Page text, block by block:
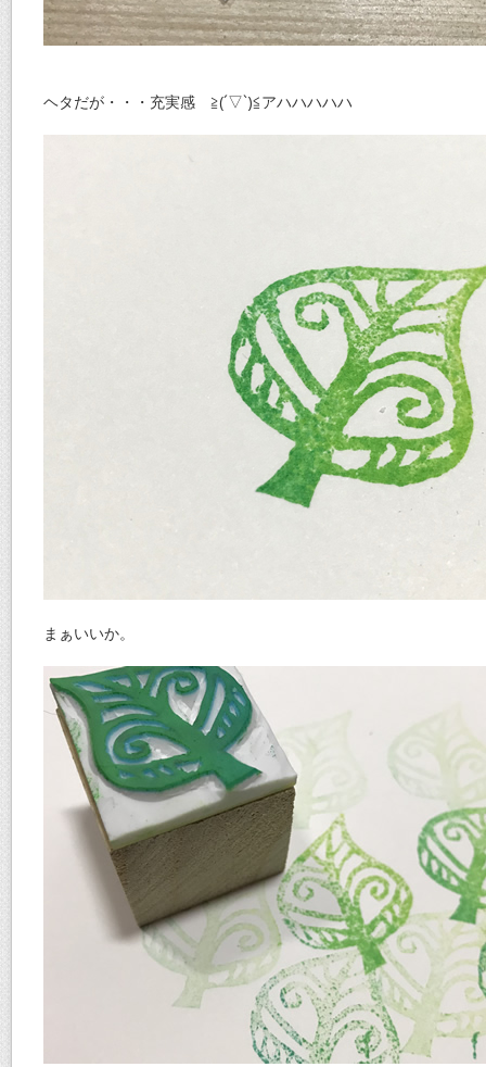
ヘタだが・・・充実感 ≧(´▽`)≦アハハハハハ
まぁいいか。